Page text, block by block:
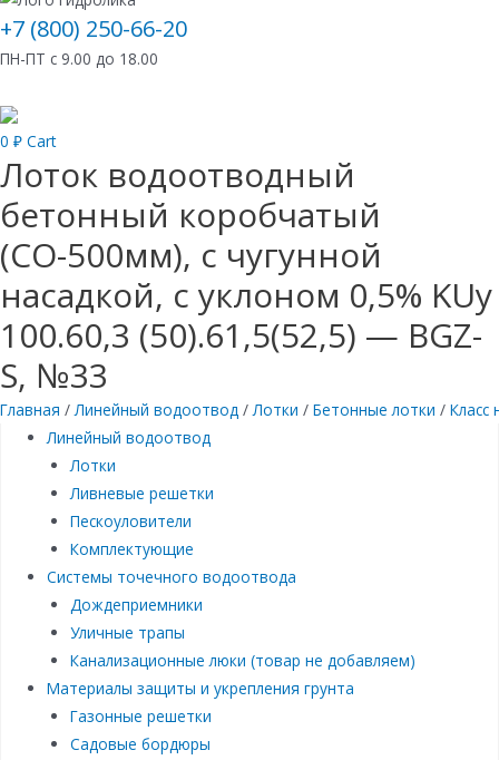
+7 (800) 250-66-20
ПН-ПТ с 9.00 до 18.00
0 ₽ Cart
Лоток водоотводный
бетонный коробчатый
(СО-500мм), с чугунной
насадкой, с уклоном 0,5% KUу
100.60,3 (50).61,5(52,5) — BGZ-
S, №33
Главная /Линейный водоотвод /Лотки / Бетонные лотки / Класс
Линейный водоотвод
Лотки
Ливневые решетки
Пескоуловители
Комплектующие
Системы точечного водоотвода
Дождеприемники
Уличные трапы
Канализационные люки (товар не добавляем)
Материалы защиты и укрепления грунта
Газонные решетки
Садовые бордюры